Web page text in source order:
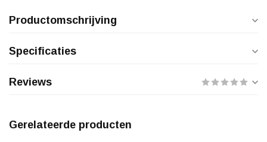
Productomschrijving
Specificaties
Reviews
Gerelateerde producten